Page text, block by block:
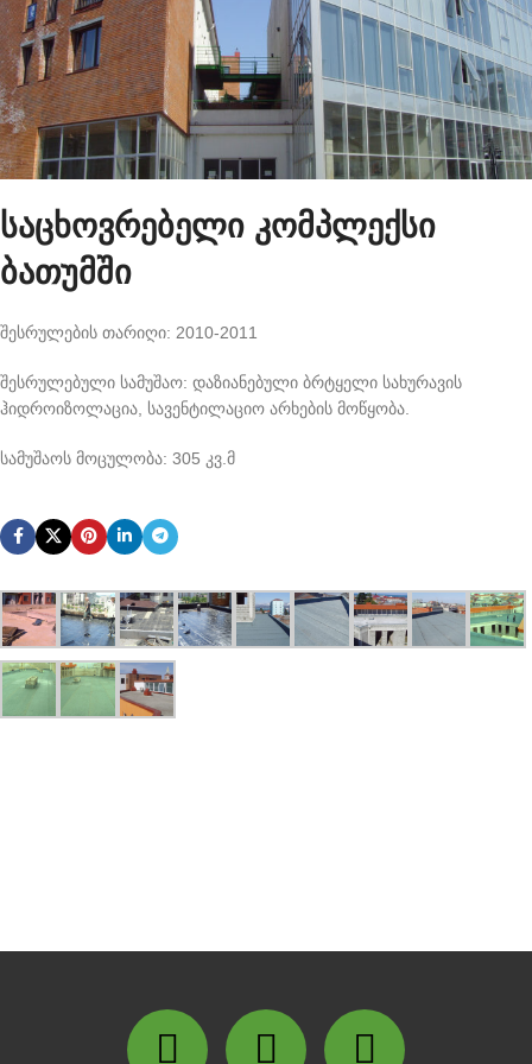
საცხოვრებელი კომპლექსი
ბათუმში
შესრულების თარიღი: 2010-2011
შესრულებული სამუშაო: დაზიანებული ბრტყელი სახურავის
ჰიდროიზოლაცია, სავენტილაციო არხების მოწყობა.
სამუშაოს მოცულობა: 305 კვ.მ